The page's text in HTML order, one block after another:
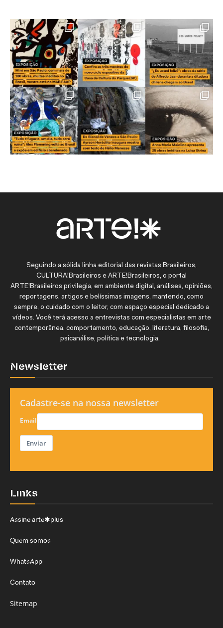
Seguindo a sólida linha editorial das revistas Brasileiros,
CULTURA!Brasileiros e ARTE!Brasileiros, o portal
ARTE!Brasileiros privilegia, em ambiente digital, análises, opiniões,
reportagens, artigos e belíssimas imagens, mantendo, como
sempre, o cuidado com o leitor, com espaço especial dedicado a
vídeos. Você terá acesso a entrevistas com especialistas em arte
contemporânea, comportamento, educação, literatura, filosofia,
psicanálise, política e tecnologia.
Newsletter
Cadastre-se na nossa newsletter
Email
Enviar
Links
Assine arte✱plus
Quem somos
WhatsApp
Contato
Sitemap